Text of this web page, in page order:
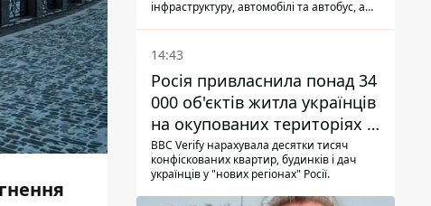
інфраструктуру, автомобілі та автобус, а
14:43
Росія привласнила понад 34
000 об'єктів житла українців
на окупованих територіях -
розслідування BBC
BBC Verify нарахувала десятки тисяч
конфіскованих квартир, будинків і дач
українців у "нових регіонах" Росії.